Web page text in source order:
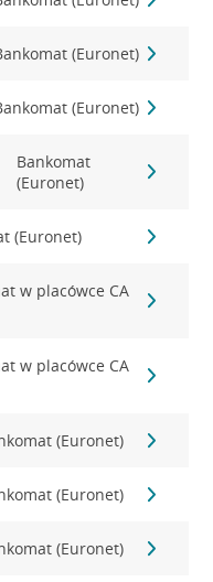
(Euronet)
(Euronet)
Bankomat
(Euronet)
(Euronet)
w placówce CA
w placówce CA
(Euronet)
(Euronet)
(Euronet)